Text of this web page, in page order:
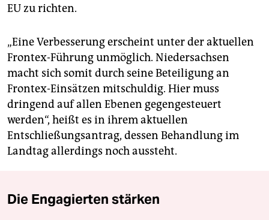
EU zu richten.
„Eine Verbesserung erscheint unter der aktuellen
Frontex-Führung unmöglich. Niedersachsen
macht sich somit durch seine Beteiligung an
Frontex-Einsätzen mitschuldig. Hier muss
dringend auf allen Ebenen gegengesteuert
werden“, heißt es in ihrem aktuellen
Entschließungsantrag, dessen Behandlung im
Landtag allerdings noch aussteht.
Die Engagierten stärken